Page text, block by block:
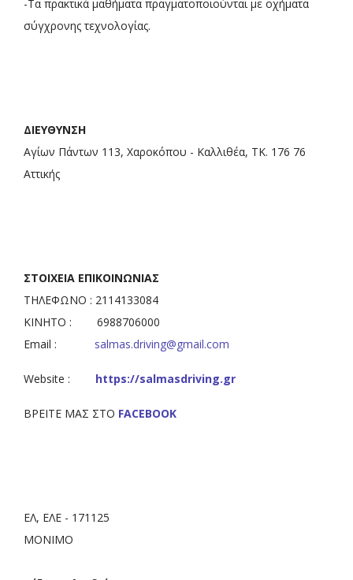
-Τα πρακτικά μαθήματα πραγματοποιούνται με οχήματα
σύγχρονης τεχνολογίας.
ΔΙΕΥΘΥΝΣΗ
Αγίων Πάντων 113, Χαροκόπου - Καλλιθέα, ΤΚ. 176 76
Αττικής
ΣΤΟΙΧΕΙΑ ΕΠΙΚΟΙΝΩΝΙΑΣ
ΤΗΛΕΦΩΝΟ : 2114133084
ΚΙΝΗΤΟ : 6988706000
Email : salmas.driving@gmail.com
Website : https://salmasdriving.gr
ΒΡΕΙΤΕ ΜΑΣ ΣΤΟ FACEBOOK
ΕΛ, ΕΛΕ - 171125
ΜΟΝΙΜΟ